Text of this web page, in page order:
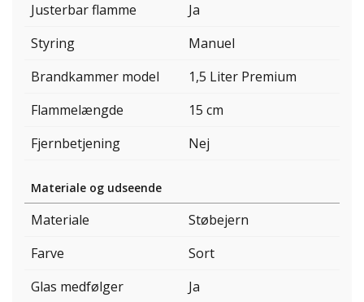
Justerbar flamme
Ja
Styring
Manuel
Brandkammer model
1,5 Liter Premium
Flammelængde
15 cm
Fjernbetjening
Nej
Materiale og udseende
Materiale
Støbejern
Farve
Sort
Glas medfølger
Ja